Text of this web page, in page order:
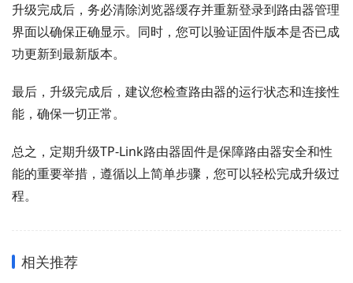
升级完成后，务必清除浏览器缓存并重新登录到路由器管理
界面以确保正确显示。同时，您可以验证固件版本是否已成
功更新到最新版本。
最后，升级完成后，建议您检查路由器的运行状态和连接性
能，确保一切正常。
总之，定期升级TP-Link路由器固件是保障路由器安全和性
能的重要举措，遵循以上简单步骤，您可以轻松完成升级过
程。
相关推荐